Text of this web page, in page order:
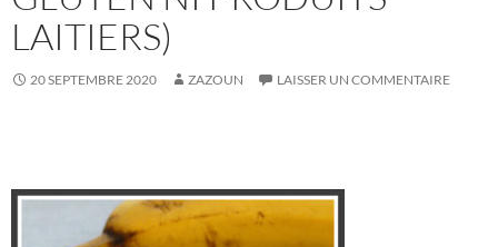
LAITIERS)
20 SEPTEMBRE 2020 ZAZOUN LAISSER UN COMMENTAIRE